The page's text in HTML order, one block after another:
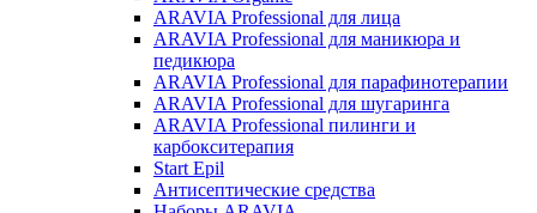
ARAVIA Professional для лица
ARAVIA Professional для маникюра и
педикюра
ARAVIA Professional для парафинотерапии
ARAVIA Professional для шугаринга
ARAVIA Professional пилинги и
карбокситерапия
Start Epil
Антисептические средства